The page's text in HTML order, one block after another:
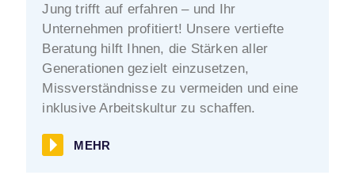
Jung trifft auf erfahren – und Ihr
Unternehmen profitiert! Unsere vertiefte
Beratung hilft Ihnen, die Stärken aller
Generationen gezielt einzusetzen,
Missverständnisse zu vermeiden und eine
inklusive Arbeitskultur zu schaffen.
MEHR